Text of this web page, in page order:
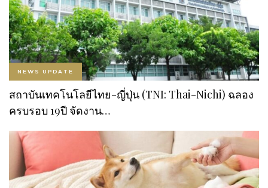
NEWS UPDATE
สถาบันเทคโนโลยีไทย-ญี่ปุ่น (TNI: Thai-Nichi) ฉลอง
ครบรอบ 19ปี จัดงาน…